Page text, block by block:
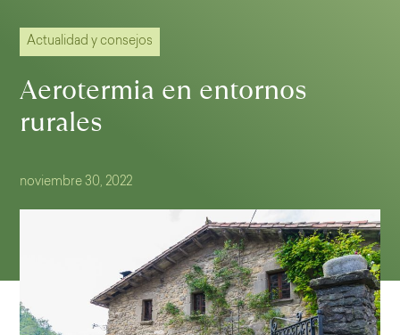
Actualidad y consejos
Aerotermia en entornos
rurales
noviembre 30, 2022